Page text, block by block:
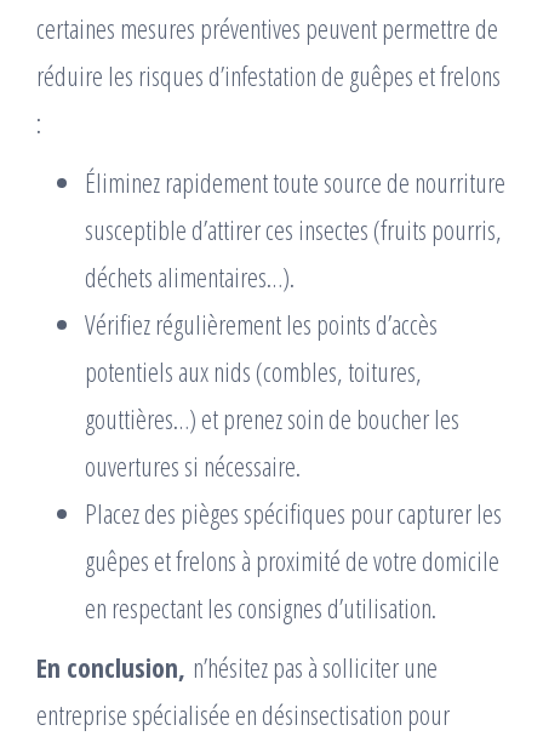
certaines mesures préventives peuvent permettre de
réduire les risques d’infestation de guêpes et frelons
:
Éliminez rapidement toute source de nourriture
susceptible d’attirer ces insectes (fruits pourris,
déchets alimentaires…).
Vérifiez régulièrement les points d’accès
potentiels aux nids (combles, toitures,
gouttières…) et prenez soin de boucher les
ouvertures si nécessaire.
Placez des pièges spécifiques pour capturer les
guêpes et frelons à proximité de votre domicile
en respectant les consignes d’utilisation.
En conclusion, n’hésitez pas à solliciter une
entreprise spécialisée en désinsectisation pour